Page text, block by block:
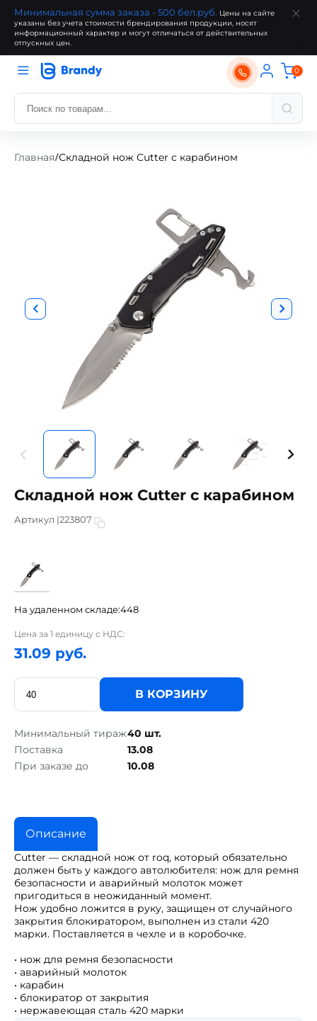
Минимальная сумма заказа - 500 бел.руб. Цены на сайте
указаны без учета стоимости брендирования продукции, носят
информационный характер и могут отличаться от действительных
отпускных цен.
0
Главная/Складной нож Cutter с карабином
Складной нож Cutter с карабином
Артикул |223807
На удаленном складе:448
Цена за 1 единицу с НДС:
31.09 руб.
В КОРЗИНУ
Минимальный тираж40 шт.
Поставка
13.08
При заказе до
10.08
Описание
Cutter — складной нож от roq, который обязательно
должен быть у каждого автолюбителя: нож для ремня
безопасности и аварийный молоток может
пригодиться в неожиданный момент.
Нож удобно ложится в руку, защищен от случайного
закрытия блокиратором, выполнен из стали 420
марки. Поставляется в чехле и в коробочке.
• нож для ремня безопасности
• аварийный молоток
• карабин
• блокиратор от закрытия
• нержавеющая сталь 420 марки